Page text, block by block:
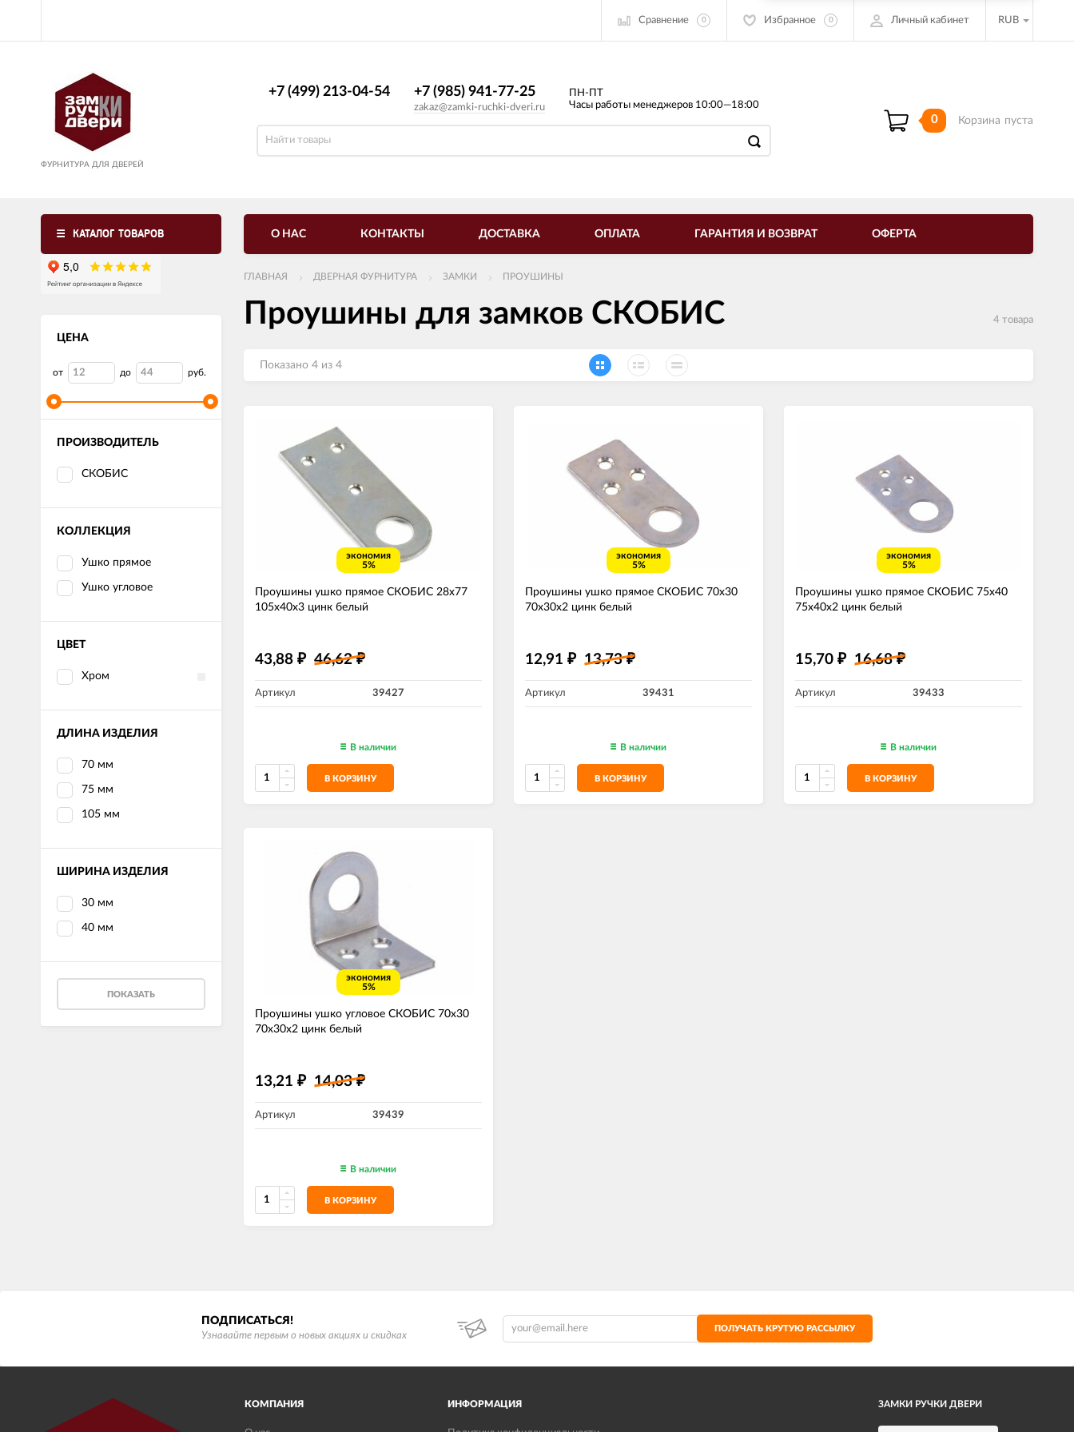
Сравнение 0 Избранное 0 Личный кабинет RUB
ФУРНИТУРА ДЛЯ ДВЕРЕЙ
+7 (499) 213-04-54​ +7 (985) 941-77-25
zakaz@zamki-ruchki-dveri.ru
ПН-ПТ
Часы работы менеджеров 10:00—18:00
0 Корзина пуста
КАТАЛОГ ТОВАРОВ
ЦЕНА
от до руб.
ПРОИЗВОДИТЕЛЬ
СКОБИС
КОЛЛЕКЦИЯ
Ушко прямое
Ушко угловое
ЦВЕТ
Хром
ДЛИНА ИЗДЕЛИЯ
70 мм
75 мм
105 мм
ШИРИНА ИЗДЕЛИЯ
30 мм
40 мм
ПОКАЗАТЬ
О НАС КОНТАКТЫ ДОСТАВКА ОПЛАТА ГАРАНТИЯ И ВОЗВРАТ ОФЕРТА
ГЛАВНАЯ ДВЕРНАЯ ФУРНИТУРА ЗАМКИ ПРОУШИНЫ
Проушины для замков СКОБИС 4 товара
Показано 4 из 4
экономия
5%
Проушины ушко прямое СКОБИС 28х77
105х40х3 цинк белый
43,88 ₽ 46,62₽
Артикул 39427
В наличии
В КОРЗИНУ
экономия
5%
Проушины ушко прямое СКОБИС 70х30
70х30х2 цинк белый
12,91 ₽ 13,73₽
Артикул 39431
В наличии
В КОРЗИНУ
экономия
5%
Проушины ушко прямое СКОБИС 75х40
75х40х2 цинк белый
15,70 ₽ 16,68₽
Артикул 39433
В наличии
В КОРЗИНУ
экономия
5%
Проушины ушко угловое СКОБИС 70х30
70х30х2 цинк белый
13,21 ₽ 14,03₽
Артикул 39439
В наличии
В КОРЗИНУ
ПОДПИСАТЬСЯ!
Узнавайте первым о новых акциях и скидках
ПОЛУЧАТЬ КРУТУЮ РАССЫЛКУ
КОМПАНИЯ ИНФОРМАЦИЯ ЗАМКИ РУЧКИ ДВЕРИ